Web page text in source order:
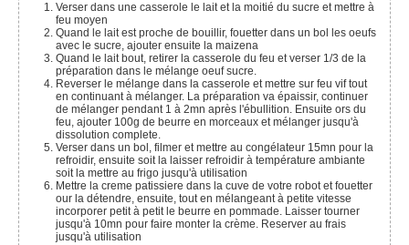
Verser dans une casserole le lait et la moitié du sucre et mettre à
feu moyen
Quand le lait est proche de bouillir, fouetter dans un bol les oeufs
avec le sucre, ajouter ensuite la maizena
Quand le lait bout, retirer la casserole du feu et verser 1/3 de la
préparation dans le mélange oeuf sucre.
Reverser le mélange dans la casserole et mettre sur feu vif tout
en continuant à mélanger. La préparation va épaissir, continuer
de mélanger pendant 1 à 2mn après l'ébullition. Ensuite ors du
feu, ajouter 100g de beurre en morceaux et mélanger jusqu'à
dissolution complete.
Verser dans un bol, filmer et mettre au congélateur 15mn pour la
refroidir, ensuite soit la laisser refroidir à température ambiante
soit la mettre au frigo jusqu'à utilisation
Mettre la creme patissiere dans la cuve de votre robot et fouetter
our la détendre, ensuite, tout en mélangeant à petite vitesse
incorporer petit à petit le beurre en pommade. Laisser tourner
jusqu'à 10mn pour faire monter la crème. Reserver au frais
jusqu'à utilisation